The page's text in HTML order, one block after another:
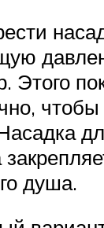
Этого
душа.